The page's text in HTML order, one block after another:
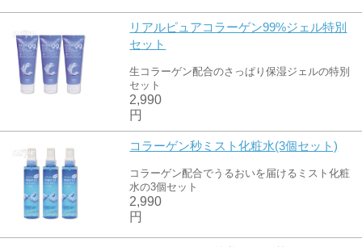
リアルピュアコラーゲン99%ジェル特別
セット
生コラーゲン配合のさっぱり保湿ジェルの特別
セット
2,990
円
コラーゲン秒ミスト化粧水(3個セット)
コラーゲン配合でうるおいを届けるミスト化粧
水の3個セット
2,990
円